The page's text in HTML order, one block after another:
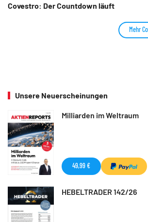
Covestro: Der Countdown läuft
Mehr
Unsere Neuerscheinungen
Milliarden im Weltraum
49,99 €
HEBELTRADER 142/26